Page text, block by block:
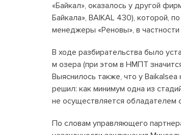
«Байкал», оказалось у другой
Байкала», BAIKAL 430), которой,
менеджеры «Реновы», в
В ходе разбирательства было
м озера (при этом в НМПТ
Выяснилось также, что у
решил: как минимум одна из
не осуществляется обладателем
По словам управляющего